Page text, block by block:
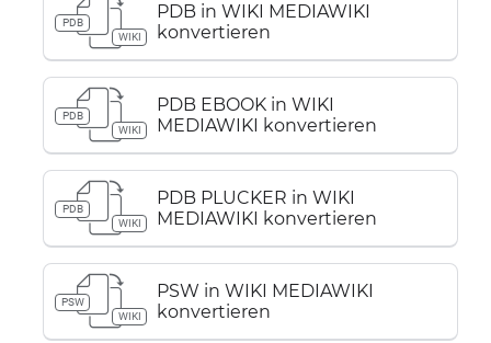
PDB
WIKI
PDB in WIKI MEDIAWIKI
konvertieren
PDB
WIKI
PDB EBOOK in WIKI
MEDIAWIKI konvertieren
PDB
WIKI
PDB PLUCKER in WIKI
MEDIAWIKI konvertieren
PSW
WIKI
PSW in WIKI MEDIAWIKI
konvertieren